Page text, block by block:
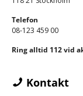
Telefon
08-123 459 00
Ring alltid 112 vid
Kontakt